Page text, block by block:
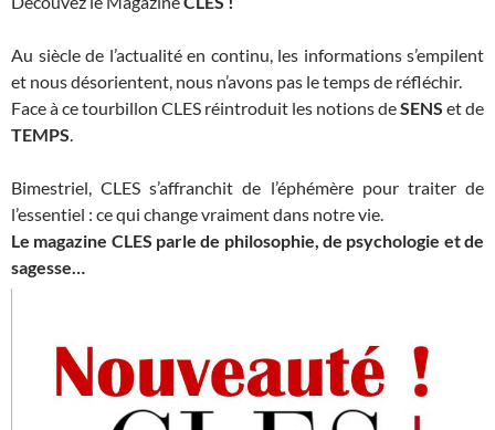
Au siècle de l’actualité en continu, les informations s’empilent
et nous désorientent, nous n’avons pas le temps de réfléchir.
Face à ce tourbillon CLES réintroduit les notions deSENS et de
TEMPS.
Bimestriel, CLES s’affranchit de l’éphémère pour traiter de
l’essentiel : ce qui change vraiment dans notre vie.
Le magazine CLES parle de philosophie, de psychologie et de
sagesse…